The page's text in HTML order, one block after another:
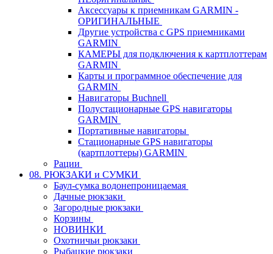
Аксессуары к приемникам GARMIN -
ОРИГИНАЛЬНЫЕ
Другие устройства с GPS приемниками
GARMIN
КАМЕРЫ для подключения к картплоттерам
GARMIN
Карты и программное обеспечение для
GARMIN
Навигаторы Buchnell
Полустационарные GPS навигаторы
GARMIN
Портативные навигаторы
Стационарные GPS навигаторы
(картплоттеры) GARMIN
Рации
08. РЮКЗАКИ и СУМКИ
Баул-сумка водонепроницаемая
Дачные рюкзаки
Загородные рюкзаки
Корзины
НОВИНКИ
Охотничьи рюкзаки
Рыбацкие рюкзаки